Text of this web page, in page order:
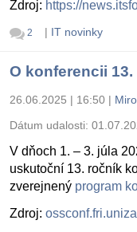
Zdroj: https://
2 | IT novinky
O konferencii
26.06.2025 | 16:50 |
Dátum udalosti:
V dňoch 1. – 3. júla
uskutoční 13. ročník
zverejnený program
Zdroj: